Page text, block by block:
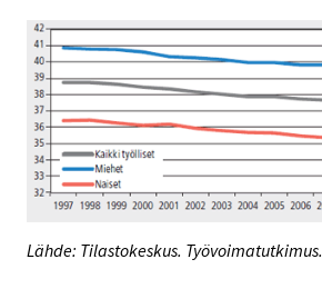
Lähde: Tilastokeskus. Työvoimatutkimus.